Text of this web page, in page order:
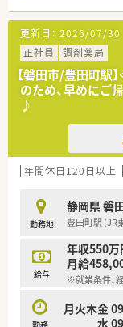
長く働き続け
た福利厚生を
また、患者さ
度」では「現場
地域・店舗ご
現する取り組
ップをご用
こうした働
ループ』で
＜特徴・ポイ
★薬剤師を守
業務をサポー
す。
その一つが約
テム「SPITS」。
処方箋受付か
調剤過誤防
システム改修
る強みを生か
★刷新された
中途入社な
ンや社内規定
同期入社の方
て、安心し
店舗OJT・フ
門の体系的
更新日： 2026/07/30
正社員
調剤薬局
【磐田市/豊田町
のため、早めにご
♪
年間休日120日以上
勤務地
静岡県 磐
豊田町駅 (JR
給与
年収550
月給
※就業条件、
勤務
月火木金 09
水 09：